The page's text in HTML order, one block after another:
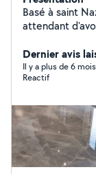
Basé à saint
attendant
Dernier avis
Il y a plus de 6 mois
Reactif